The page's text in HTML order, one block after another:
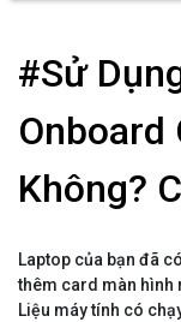
#Sử
Onboard
Không?
Laptop của bạn đã
thêm card màn hình
Liệu máy tính có